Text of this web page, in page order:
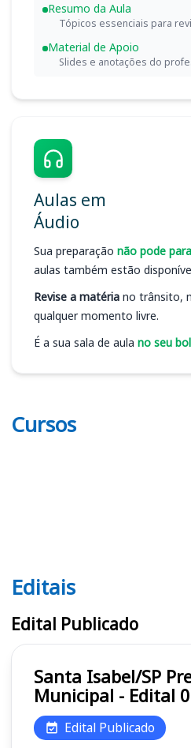
Resumo da Aula
Tópicos essenciais para
Material de Apoio
Slides e anotações do
Aulas em
Áudio
Sua preparação não pode
aulas também estão
Revise a matéria no trânsito,
qualquer momento livre.
É a sua sala de aula no seu
Cursos
Editais
Editais
Edital Publicado
Santa Isabel/SP Prefeitura
Municipal - Edital
Edital Publicado